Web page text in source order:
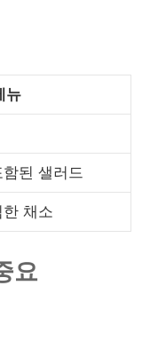
뉴
된 샐러드
채소
요